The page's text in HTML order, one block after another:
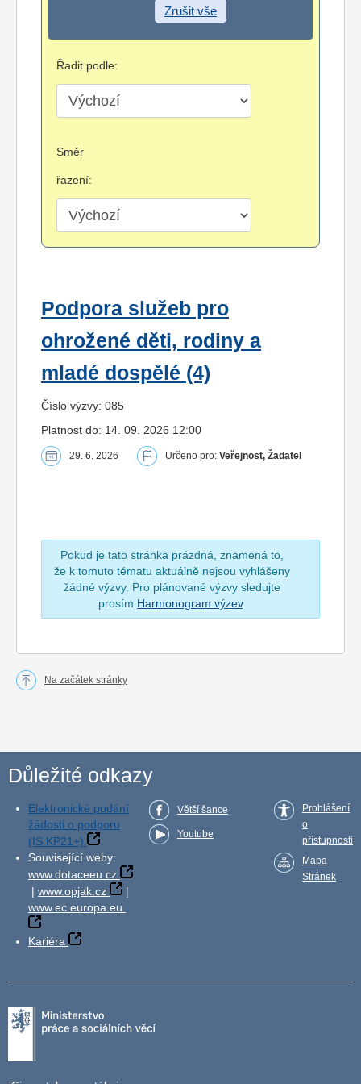
Zrušit vše
Řadit podle:
Směr
řazení:
Podpora služeb pro
ohrožené děti, rodiny a
mladé dospělé (4)
Číslo výzvy: 085
Platnost do: 14. 09. 2026 12:00
29. 6. 2026 Určeno pro: Veřejnost, Žadatel
Pokud je tato stránka prázdná, znamená to,
že k tomuto tématu aktuálně nejsou vyhlášeny
žádné výzvy. Pro plánované výzvy sledujte
prosím Harmonogram výzev.
Na začátek stránky
Důležité odkazy
Elektronické podání
žádosti o podporu
(IS KP21+)
Související weby:
www.dotaceeu.cz
| www.opjak.cz
|
www.ec.europa.eu
Kariéra
Větší šance
Youtube
Prohlášení
o
přístupnosti
Mapa
Stránek